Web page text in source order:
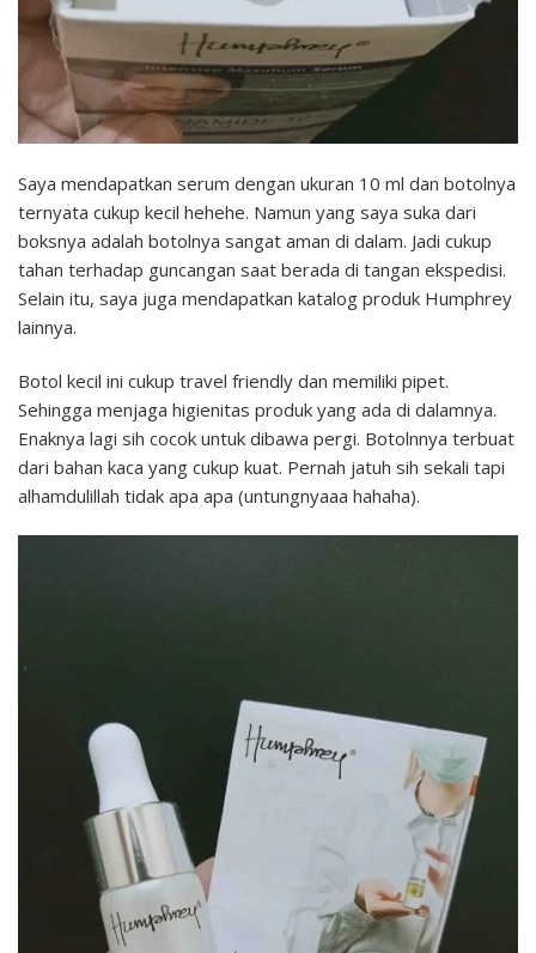
Saya mendapatkan serum dengan ukuran 10 ml dan botolnya
ternyata cukup kecil hehehe. Namun yang saya suka dari
boksnya adalah botolnya sangat aman di dalam. Jadi cukup
tahan terhadap guncangan saat berada di tangan ekspedisi.
Selain itu, saya juga mendapatkan katalog produk Humphrey
lainnya.
Botol kecil ini cukup travel friendly dan memiliki pipet.
Sehingga menjaga higienitas produk yang ada di dalamnya.
Enaknya lagi sih cocok untuk dibawa pergi. Botolnnya terbuat
dari bahan kaca yang cukup kuat. Pernah jatuh sih sekali tapi
alhamdulillah tidak apa apa (untungnyaaa hahaha).